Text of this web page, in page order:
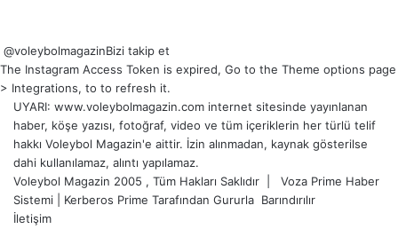
@voleybolmagazinBizi takip et
The Instagram Access Token is expired, Go to the Theme options page
> Integrations, to to refresh it.
UYARI: www.voleybolmagazin.com internet sitesinde yayınlanan
haber, köşe yazısı, fotoğraf, video ve tüm içeriklerin her türlü telif
hakkı Voleybol Magazin'e aittir. İzin alınmadan, kaynak gösterilse
dahi kullanılamaz, alıntı yapılamaz.
Voleybol Magazin 2005 , Tüm Hakları Saklıdır | Voza Prime Haber
Sistemi
Kerberos Prime Tarafından Gururla Barındırılır
İletişim